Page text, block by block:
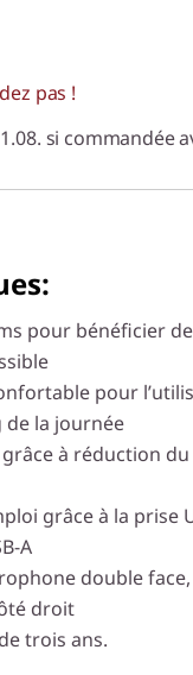
pas !
si commandée
pour bénéficier
pour
la journée
à réduction
grâce à la prise
A
double
droit
trois ans.